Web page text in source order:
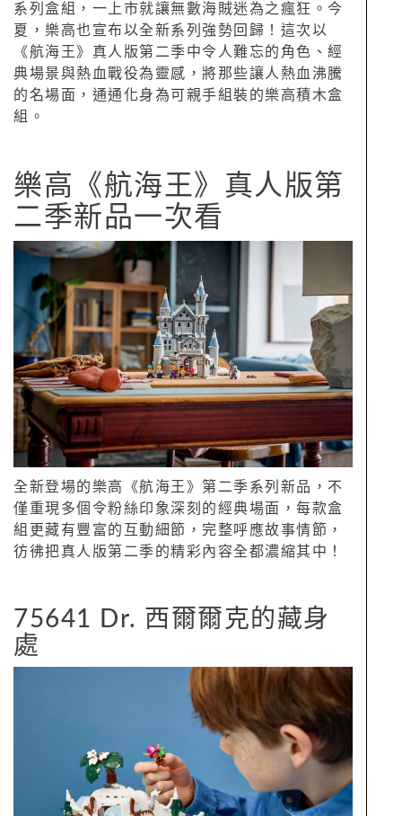
系列盒組，一上市就讓無數海賊迷為之瘋狂。今
夏，樂高也宣布以全新系列強勢回歸！這次以
《航海王》真人版第二季中令人難忘的角色、經
典場景與熱血戰役為靈感，將那些讓人熱血沸騰
的名場面，通通化身為可親手組裝的樂高積木盒
組。
樂高《航海王》真人版第
二季新品一次看
全新登場的樂高《航海王》第二季系列新品，不
僅重現多個令粉絲印象深刻的經典場面，每款盒
組更藏有豐富的互動細節，完整呼應故事情節，
彷彿把真人版第二季的精彩內容全都濃縮其中！
75641 Dr. 西爾爾克的藏身
處